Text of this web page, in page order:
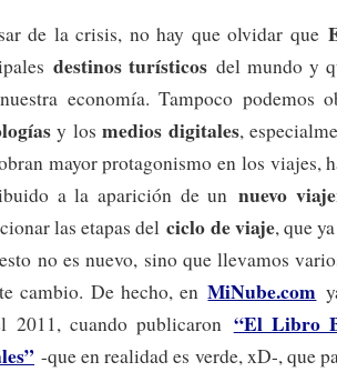
de la crisis, no hay que olvidar que
destinos turísticosdel mundo y
economía. Tampoco podemos
y losmedios digitales,
mayor protagonismo en los viajes,
a la aparición de unnuevo
las etapas delciclo de viaje, que
no es nuevo, sino que llevamos
cambio. De hecho, enMiNube.com
2011, cuando publicaron “El Libro
-que en realidad es verde, xD-, que